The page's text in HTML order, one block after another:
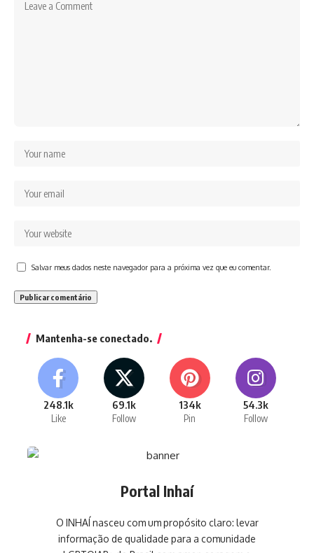
Salvar meus dados neste navegador para a próxima vez que eu comentar.
Mantenha-se conectado.
248.1k
Like
69.1k
Follow
134k
Pin
54.3k
Follow
Portal Inhaí
O INHAÍ nasceu com um propósito claro: levar
informação de qualidade para a comunidade